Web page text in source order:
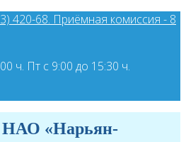
420-68. Приёмная комиссия - 8
ч. Пт с 9:00 до 15:30 ч.
«Нарьян-